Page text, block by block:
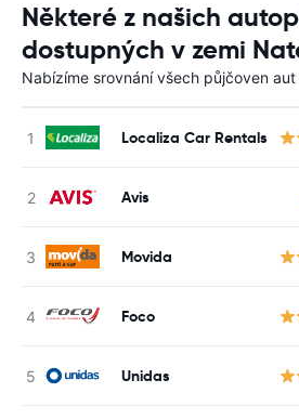
Některé z našich
dostupných v zemi
Nabízíme srovnání všech půjčoven
Localiza Car Rentals
Avis
Movida
Foco
Unidas